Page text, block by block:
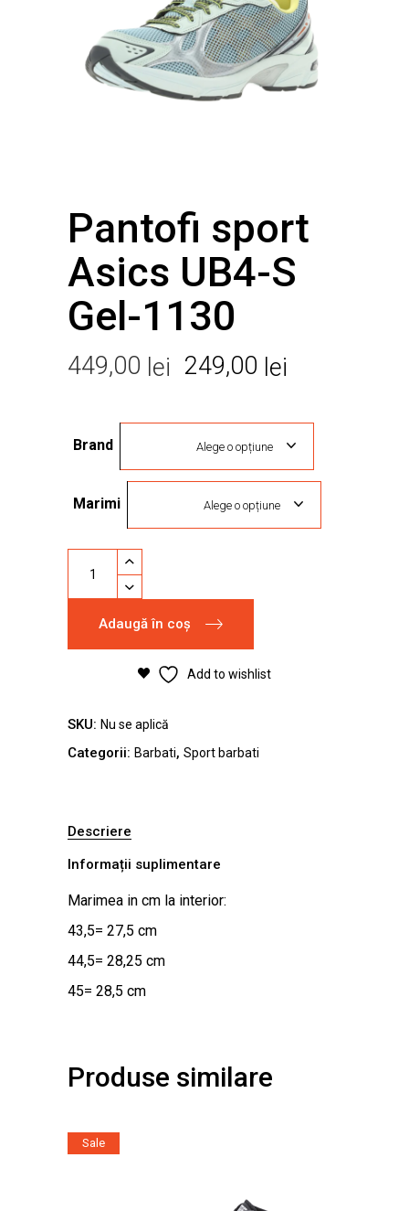
Pantofi sport
Asics UB4-S
Gel-1130
449,00 lei Prețul
a
fost:
449,00 lei.
249,00 lei
este:
249,00 lei.
Brand Alege o opțiune
Marimi Alege o opțiune
sport
S
quantity
Adaugă în coș
Add to wishlist
SKU: Nu se aplică
Categorii: Barbati, Sport barbati
Descriere
Informații suplimentare
Marimea in cm la interior:
43,5= 27,5 cm
44,5= 28,25 cm
45= 28,5 cm
Produse similare
Sale